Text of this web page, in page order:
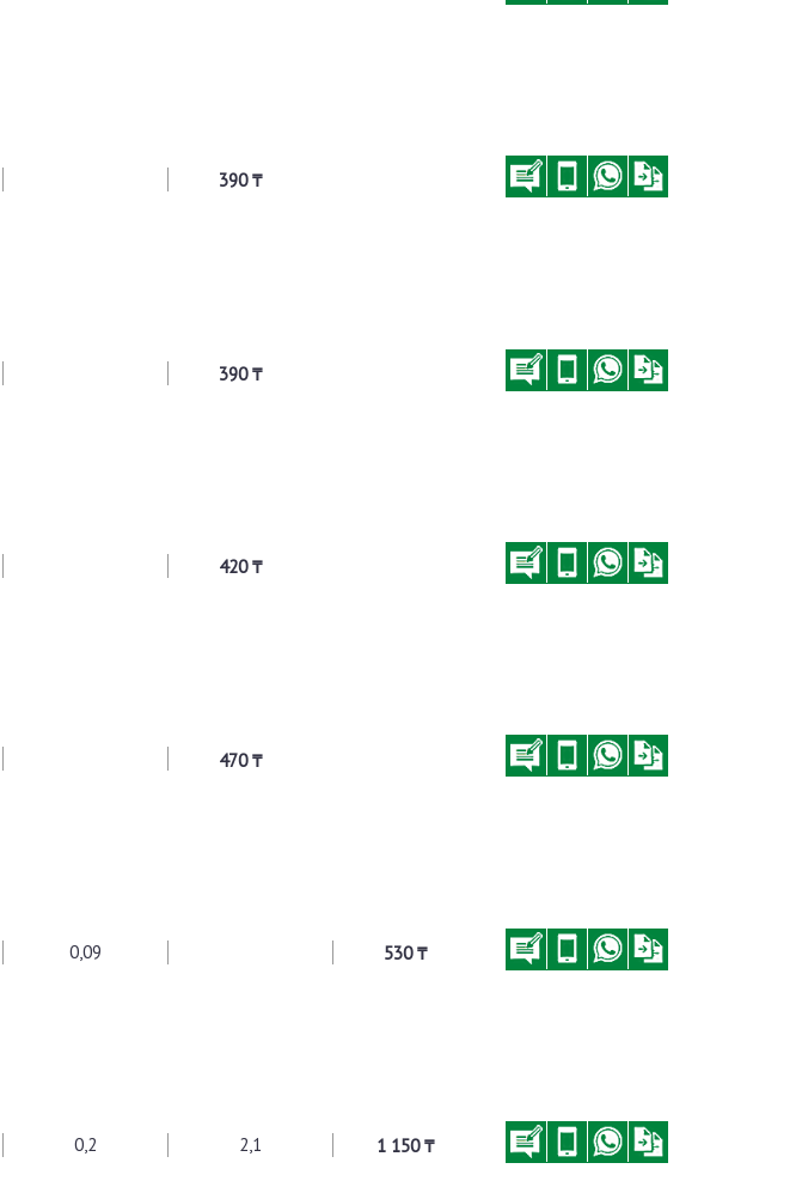
390 ₸
390 ₸
420 ₸
470 ₸
0,09 530 ₸
0,2 2,1 1 150 ₸